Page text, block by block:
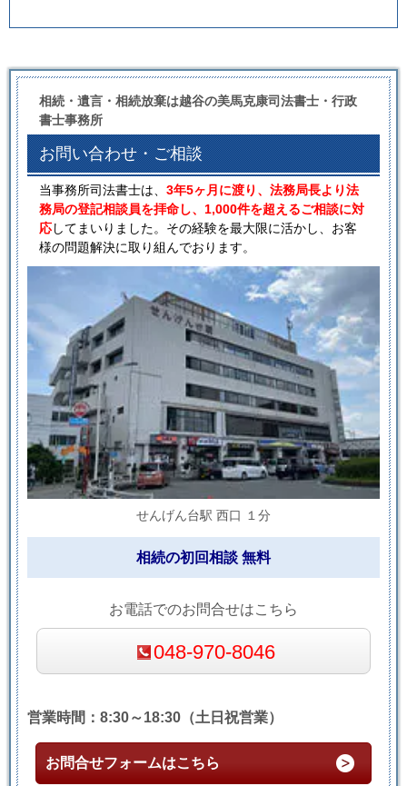
相続・遺言・相続放棄は越谷の美馬克康司法書士・行政
書士事務所
お問い合わせ・ご相談
当事務所司法書士は、 3年5ヶ月に渡り、法務局長より法
務局の登記相談員を拝命し、1,000件を超えるご相談に対
応してまいりました。その経験を最大限に活かし、お客
様の問題解決に取り組んでおります。
せんげん台駅 西口 １分
相続の初回相談 無料
お電話でのお問合せはこちら
048-970-8046
営業時間：8:30～18:30（土日祝営業）
お問合せフォームはこちら